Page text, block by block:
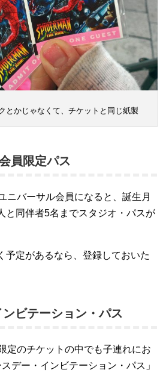
とかじゃなくて、チケットと同じ紙製
員限定パス
ニバーサル会員になると、誕生月
と同伴者5名までスタジオ・パスが
予定があるなら、登録しておいた
ビテーション・パス
定のチケットの中でも子連れにお
デー・インビテーション・パス」